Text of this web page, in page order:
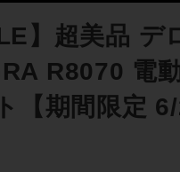
】超美品 デ
R8070 電
期間限定 6/